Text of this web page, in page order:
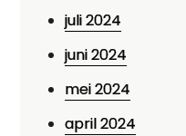
juli 2024
juni 2024
mei 2024
april 2024